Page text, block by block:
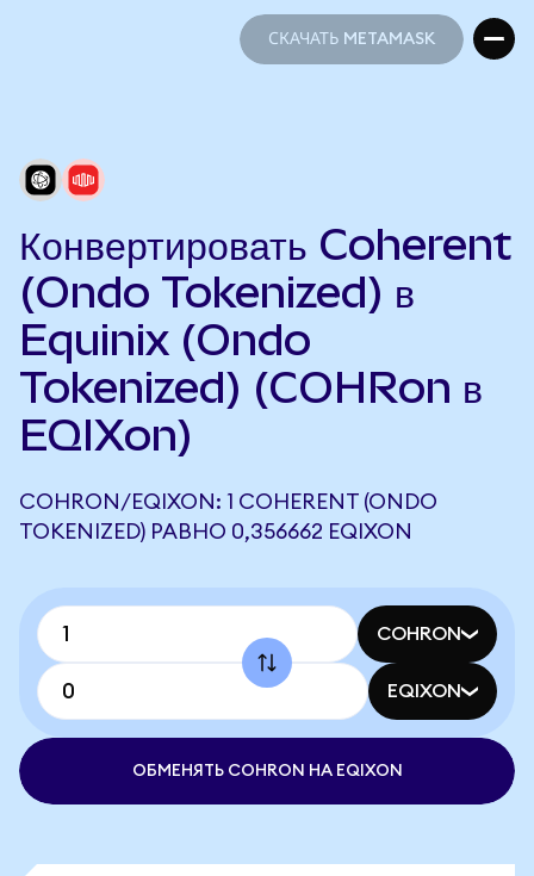
СКАЧАТЬ METAMASK
Конвертировать Coherent
(Ondo Tokenized) в
Equinix (Ondo
Tokenized) (COHRon в
EQIXon)
COHRON/EQIXON: 1 COHERENT (ONDO
TOKENIZED) РАВНО 0,356662 EQIXON
COHRON
EQIXON
ОБМЕНЯТЬ COHRON НА EQIXON